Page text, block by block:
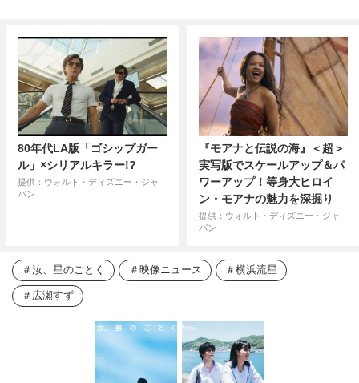
80年代LA版「ゴシップガー
ル」×シリアルキラー!?
提供：ウォルト・ディズニー・ジャ
パン
『モアナと伝説の海』＜超＞
実写版でスケールアップ＆パ
ワーアップ！等身大ヒロイ
ン・モアナの魅力を深掘り
提供：ウォルト・ディズニー・ジャ
パン
汝、星のごとく 映像ニュース 横浜流星
広瀬すず